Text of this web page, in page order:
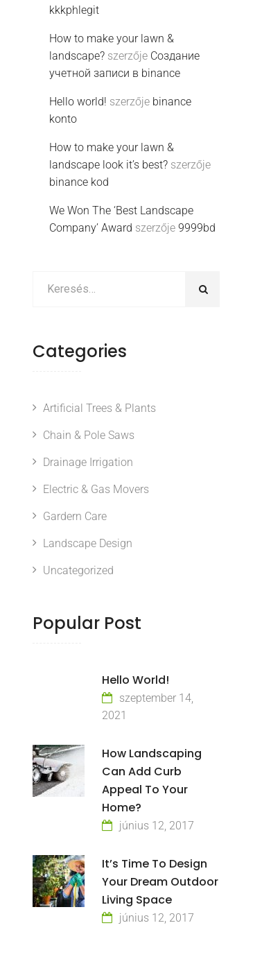
kkkphlegit
How to make your lawn &
landscape? szerzője Создание
учетной записи в binance
Hello world! szerzője binance
konto
How to make your lawn &
landscape look it’s best? szerzője
binance kod
We Won The ‘Best Landscape
Company’ Award szerzője 9999bd
Categories
Artificial Trees & Plants
Chain & Pole Saws
Drainage Irrigation
Electric & Gas Movers
Gardern Care
Landscape Design
Uncategorized
Popular Post
Hello World!
szeptember 14,
2021
How Landscaping
Can Add Curb
Appeal To Your
Home?
június 12, 2017
It’s Time To Design
Your Dream Outdoor
Living Space
június 12, 2017